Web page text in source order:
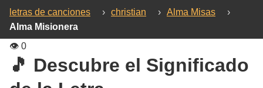
letras de canciones › christian › Alma Misas
›
Alma Misionera
👁️ 0
🎵 Descubre el Significado